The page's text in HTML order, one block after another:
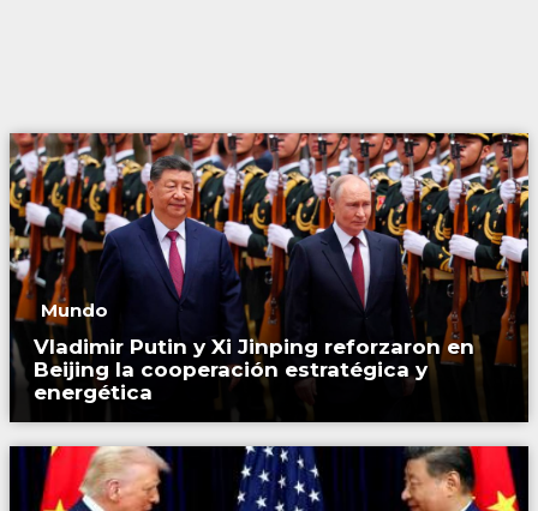
Mundo
Vladimir Putin y Xi Jinping reforzaron en
Beijing la cooperación estratégica y
energética